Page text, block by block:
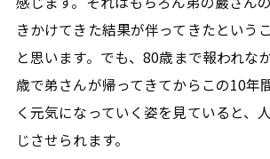
きかけてきた結果が伴ってきたという
と思います。でも、80歳まで報われな
歳で弟さんが帰ってきてからこの10年
く元気になっていく姿を見ていると、
じさせられます。